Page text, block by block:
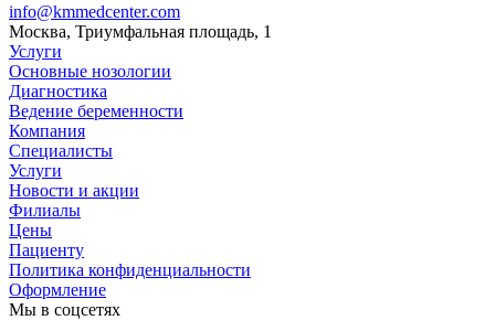
info@kmmedcenter.com
Москва, Триумфальная площадь, 1
Услуги
Основные нозологии
Диагностика
Ведение беременности
Компания
Специалисты
Услуги
Новости и акции
Филиалы
Цены
Пациенту
Политика конфиденциальности
Оформление
Мы в соцсетях